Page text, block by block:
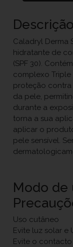
Caladryl Derma
hidratante de
(SPF 30).
complexo
proteção contra
da pele,
durante a
torna a sua
aplicar o
pele sensível.
Modo de
Uso cutâneo
Evite luz solar e
Evite o